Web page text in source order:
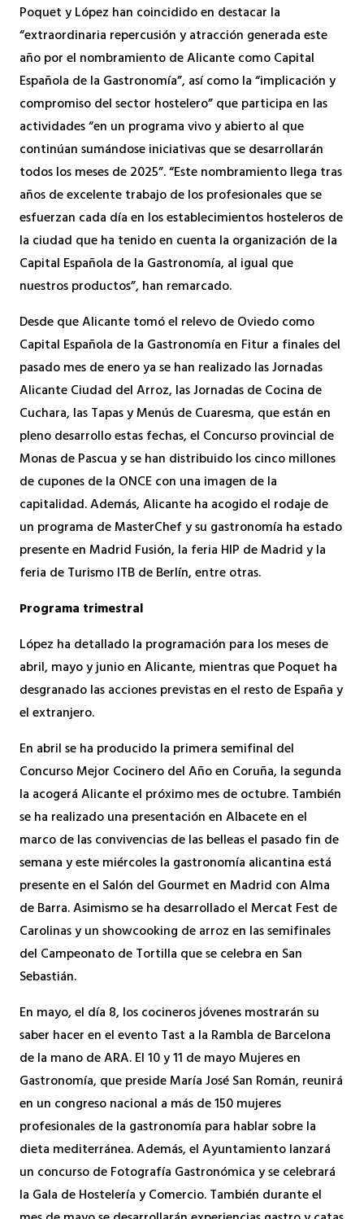
Poquet y López han coincidido en destacar la
“extraordinaria repercusión y atracción generada este
año por el nombramiento de Alicante como Capital
Española de la Gastronomía”, así como la “implicación y
compromiso del sector hostelero” que participa en las
actividades “en un programa vivo y abierto al que
continúan sumándose iniciativas que se desarrollarán
todos los meses de 2025”. “Este nombramiento llega tras
años de excelente trabajo de los profesionales que se
esfuerzan cada día en los establecimientos hosteleros de
la ciudad que ha tenido en cuenta la organización de la
Capital Española de la Gastronomía, al igual que
nuestros productos”, han remarcado.
Desde que Alicante tomó el relevo de Oviedo como
Capital Española de la Gastronomía en Fitur a finales del
pasado mes de enero ya se han realizado las Jornadas
Alicante Ciudad del Arroz, las Jornadas de Cocina de
Cuchara, las Tapas y Menús de Cuaresma, que están en
pleno desarrollo estas fechas, el Concurso provincial de
Monas de Pascua y se han distribuido los cinco millones
de cupones de la ONCE con una imagen de la
capitalidad. Además, Alicante ha acogido el rodaje de
un programa de MasterChef y su gastronomía ha estado
presente en Madrid Fusión, la feria HIP de Madrid y la
feria de Turismo ITB de Berlín, entre otras.
Programa trimestral
López ha detallado la programación para los meses de
abril, mayo y junio en Alicante, mientras que Poquet ha
desgranado las acciones previstas en el resto de España y
el extranjero.
En abril se ha producido la primera semifinal del
Concurso Mejor Cocinero del Año en Coruña, la segunda
la acogerá Alicante el próximo mes de octubre. También
se ha realizado una presentación en Albacete en el
marco de las convivencias de las belleas el pasado fin de
semana y este miércoles la gastronomía alicantina está
presente en el Salón del Gourmet en Madrid con Alma
de Barra. Asimismo se ha desarrollado el Mercat Fest de
Carolinas y un showcooking de arroz en las semifinales
del Campeonato de Tortilla que se celebra en San
Sebastián.
En mayo, el día 8, los cocineros jóvenes mostrarán su
saber hacer en el evento Tast a la Rambla de Barcelona
de la mano de ARA. El 10 y 11 de mayo Mujeres en
Gastronomía, que preside María José San Román, reunirá
en un congreso nacional a más de 150 mujeres
profesionales de la gastronomía para hablar sobre la
dieta mediterránea. Además, el Ayuntamiento lanzará
un concurso de Fotografía Gastronómica y se celebrará
la Gala de Hostelería y Comercio. También durante el